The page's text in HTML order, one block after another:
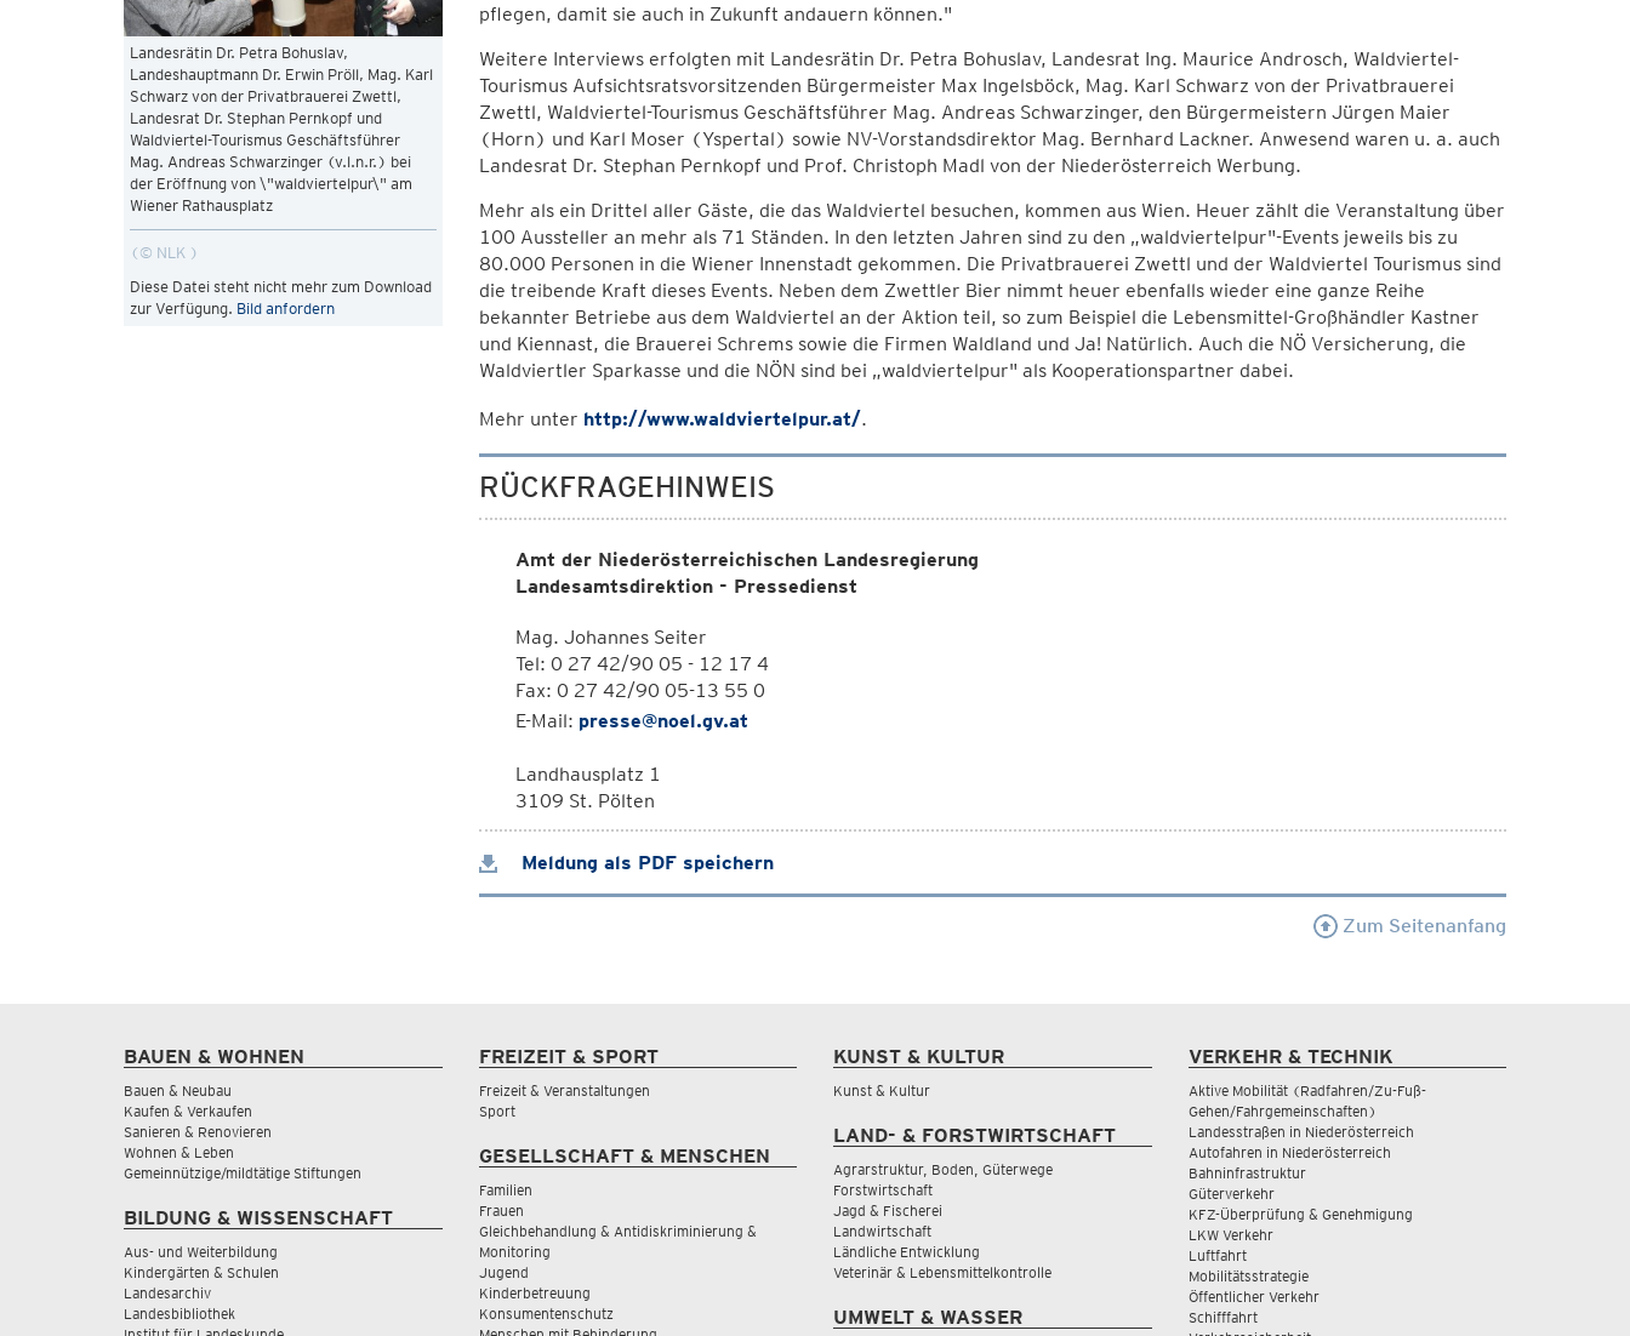
Landesrätin Dr. Petra Bohuslav,
Landeshauptmann Dr. Erwin Pröll, Mag. Karl
Schwarz von der Privatbrauerei Zwettl,
Landesrat Dr. Stephan Pernkopf und
Waldviertel-Tourismus Geschäftsführer
Mag. Andreas Schwarzinger (v.l.n.r.) bei
der Eröffnung von \"waldviertelpur\" am
Wiener Rathausplatz
© NLK
Diese Datei steht nicht mehr zum Download
zur Verfügung. Bild anfordern
pflegen, damit sie auch in Zukunft andauern können."
Weitere Interviews erfolgten mit Landesrätin Dr. Petra Bohuslav, Landesrat Ing. Maurice Androsch, Waldviertel-
Tourismus Aufsichtsratsvorsitzenden Bürgermeister Max Ingelsböck, Mag. Karl Schwarz von der Privatbrauerei
Zwettl, Waldviertel-Tourismus Geschäftsführer Mag. Andreas Schwarzinger, den Bürgermeistern Jürgen Maier
(Horn) und Karl Moser (Yspertal) sowie NV-Vorstandsdirektor Mag. Bernhard Lackner. Anwesend waren u. a. auch
Landesrat Dr. Stephan Pernkopf und Prof. Christoph Madl von der Niederösterreich Werbung.
Mehr als ein Drittel aller Gäste, die das Waldviertel besuchen, kommen aus Wien. Heuer zählt die Veranstaltung über
100 Aussteller an mehr als 71 Ständen. In den letzten Jahren sind zu den „waldviertelpur"-Events jeweils bis zu
80.000 Personen in die Wiener Innenstadt gekommen. Die Privatbrauerei Zwettl und der Waldviertel Tourismus sind
die treibende Kraft dieses Events. Neben dem Zwettler Bier nimmt heuer ebenfalls wieder eine ganze Reihe
bekannter Betriebe aus dem Waldviertel an der Aktion teil, so zum Beispiel die Lebensmittel-Großhändler Kastner
und Kiennast, die Brauerei Schrems sowie die Firmen Waldland und Ja! Natürlich. Auch die NÖ Versicherung, die
Waldviertler Sparkasse und die NÖN sind bei „waldviertelpur" als Kooperationspartner dabei.
Mehr unter http://www.waldviertelpur.at/.
RÜCKFRAGEHINWEIS
Amt der Niederösterreichischen Landesregierung
Landesamtsdirektion - Pressedienst
Mag. Johannes Seiter
Tel: 0 27 42/90 05 - 12 17 4
Fax: 0 27 42/90 05-13 55 0
E-Mail: presse@noel.gv.at
Landhausplatz 1
3109 St. Pölten
Meldung als PDF speichern
Zum Seitenanfang
BAUEN & WOHNEN
Bauen & Neubau
Kaufen & Verkaufen
Sanieren & Renovieren
Wohnen & Leben
Gemeinnützige/mildtätige Stiftungen
BILDUNG & WISSENSCHAFT
Aus- und Weiterbildung
Kindergärten & Schulen
Landesarchiv
Landesbibliothek
FREIZEIT & SPORT
Freizeit & Veranstaltungen
Sport
GESELLSCHAFT & MENSCHEN
Familien
Frauen
Gleichbehandlung & Antidiskriminierung &
Monitoring
Jugend
Kinderbetreuung
Konsumentenschutz
KUNST & KULTUR
Kunst & Kultur
LAND- & FORSTWIRTSCHAFT
Agrarstruktur, Boden, Güterwege
Forstwirtschaft
Jagd & Fischerei
Landwirtschaft
Ländliche Entwicklung
Veterinär & Lebensmittelkontrolle
UMWELT & WASSER
VERKEHR & TECHNIK
Aktive Mobilität (Radfahren/Zu-Fuß-
Gehen/Fahrgemeinschaften)
Landesstraßen in Niederösterreich
Autofahren in Niederösterreich
Bahninfrastruktur
Güterverkehr
KFZ-Überprüfung & Genehmigung
LKW Verkehr
Luftfahrt
Mobilitätsstrategie
Öffentlicher Verkehr
Schifffahrt